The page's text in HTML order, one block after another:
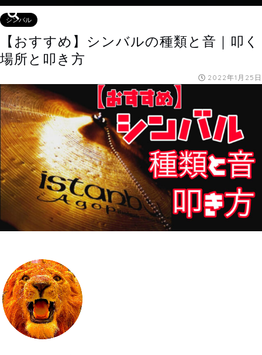
シンバル
【おすすめ】シンバルの種類と音｜叩く
場所と叩き方
2022年1月25日